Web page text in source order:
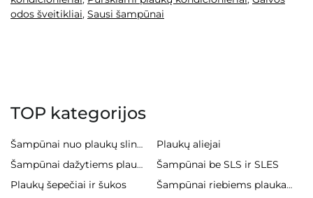
odos šveitikliai, Sausi šampūnai
TOP kategorijos
Šampūnai nuo plaukų slinkimo Plaukų aliejai
Šampūnai dažytiems plaukams
Šampūnai be SLS ir SLES
Plaukų šepečiai ir šukos
Šampūnai riebiems plaukams